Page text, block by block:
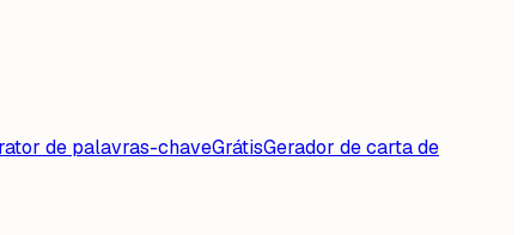
de palavras-chaveGrátisGerador de carta de